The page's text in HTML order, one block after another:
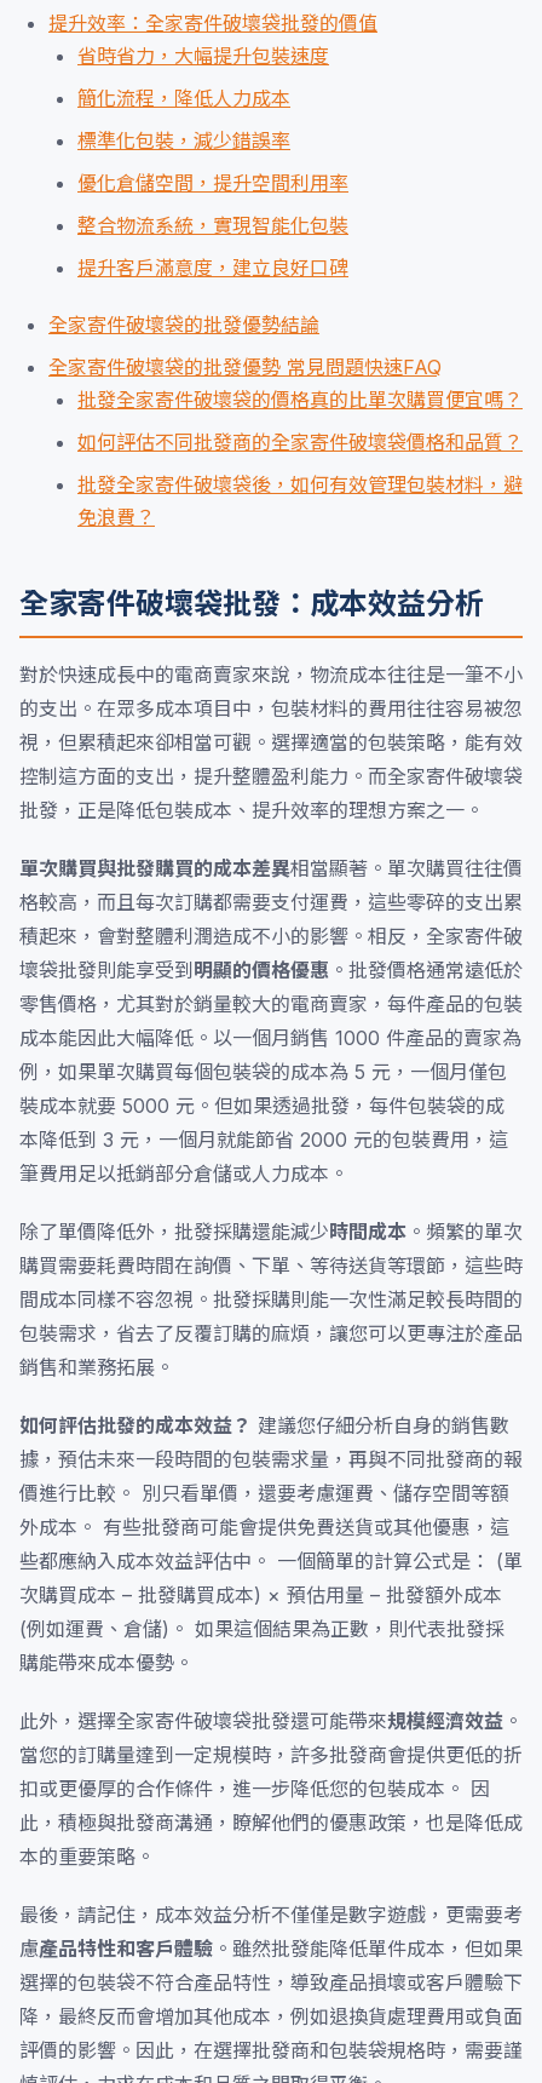
提升效率：全家寄件破壞袋批發的價值
省時省力，大幅提升包裝速度
簡化流程，降低人力成本
標準化包裝，減少錯誤率
優化倉儲空間，提升空間利用率
整合物流系統，實現智能化包裝
提升客戶滿意度，建立良好口碑
全家寄件破壞袋的批發優勢結論
全家寄件破壞袋的批發優勢 常見問題快速FAQ
批發全家寄件破壞袋的價格真的比單次購買便宜嗎？
如何評估不同批發商的全家寄件破壞袋價格和品質？
批發全家寄件破壞袋後，如何有效管理包裝材料，避
免浪費？
全家寄件破壞袋批發：成本效益分析
對於快速成長中的電商賣家來說，物流成本往往是一筆不小
的支出。在眾多成本項目中，包裝材料的費用往往容易被忽
視，但累積起來卻相當可觀。選擇適當的包裝策略，能有效
控制這方面的支出，提升整體盈利能力。而全家寄件破壞袋
批發，正是降低包裝成本、提升效率的理想方案之一。
單次購買與批發購買的成本差異相當顯著。單次購買往往價
格較高，而且每次訂購都需要支付運費，這些零碎的支出累
積起來，會對整體利潤造成不小的影響。相反，全家寄件破
壞袋批發則能享受到 明顯的價格優惠 。批發價格通常遠低於
零售價格，尤其對於銷量較大的電商賣家，每件產品的包裝
成本能因此大幅降低。以一個月銷售 1000 件產品的賣家為
例，如果單次購買每個包裝袋的成本為 5 元，一個月僅包
裝成本就要 5000 元。但如果透過批發，每件包裝袋的成
本降低到 3 元，一個月就能節省 2000 元的包裝費用，這
筆費用足以抵銷部分倉儲或人力成本。
除了單價降低外，批發採購還能減少時間成本 。頻繁的單次
購買需要耗費時間在詢價、下單、等待送貨等環節，這些時
間成本同樣不容忽視。批發採購則能一次性滿足較長時間的
包裝需求，省去了反覆訂購的麻煩，讓您可以更專注於產品
銷售和業務拓展。
如何評估批發的成本效益？ 建議您仔細分析自身的銷售數
據，預估未來一段時間的包裝需求量，再與不同批發商的報
價進行比較。 別只看單價，還要考慮運費、儲存空間等額
外成本。 有些批發商可能會提供免費送貨或其他優惠，這
些都應納入成本效益評估中。 一個簡單的計算公式是： (單
次購買成本 – 批發購買成本) × 預估用量 – 批發額外成本
(例如運費、倉儲)。 如果這個結果為正數，則代表批發採
購能帶來成本優勢。
此外，選擇全家寄件破壞袋批發還可能帶來規模經濟效益 。
當您的訂購量達到一定規模時，許多批發商會提供更低的折
扣或更優厚的合作條件，進一步降低您的包裝成本。 因
此，積極與批發商溝通，瞭解他們的優惠政策，也是降低成
本的重要策略。
最後，請記住，成本效益分析不僅僅是數字遊戲，更需要考
慮產品特性和客戶體驗 。雖然批發能降低單件成本，但如果
選擇的包裝袋不符合產品特性，導致產品損壞或客戶體驗下
降，最終反而會增加其他成本，例如退換貨處理費用或負面
評價的影響。因此，在選擇批發商和包裝袋規格時，需要謹